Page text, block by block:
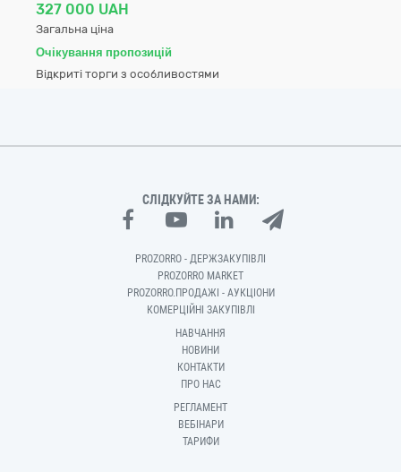
327 000 UAH
Загальна ціна
Очікування пропозицій
Відкриті торги з особливостями
СЛІДКУЙТЕ ЗА НАМИ:
PROZORRO - ДЕРЖЗАКУПІВЛІ
PROZORRO MARKET
PROZORRO.ПРОДАЖІ - АУКЦІОНИ
КОМЕРЦІЙНІ ЗАКУПІВЛІ
НАВЧАННЯ
НОВИНИ
КОНТАКТИ
ПРО НАС
РЕГЛАМЕНТ
ВЕБІНАРИ
ТАРИФИ